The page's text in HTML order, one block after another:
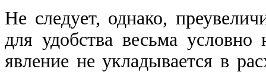
Не следует, однако,
для удобства весьма
явление не укладывается в